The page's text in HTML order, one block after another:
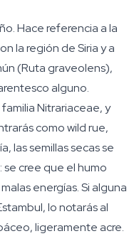
Hace referencia a la
la región de Siria y a
(Ruta graveolens),
alguno.
Nitrariaceae, y
como wild rue,
las semillas secas se
cree que el humo
energías. Si alguna
lo notarás al
ligeramente acre.